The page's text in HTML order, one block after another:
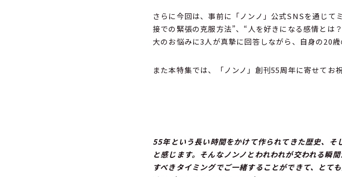
さらに今回は、事前に「ノンノ」公式SNSを通じて
接での緊張の克服方法”、“人を好きになる感情とは
大のお悩みに3人が真摯に回答しながら、自身の20歳
また本特集では、「ノンノ」創刊55周年に寄せてお
55年という長い時間をかけて作られてきた歴史、
と感じます。そんなノンノとわれわれが交われる瞬
すべきタイミングでご一緒することができて、とて